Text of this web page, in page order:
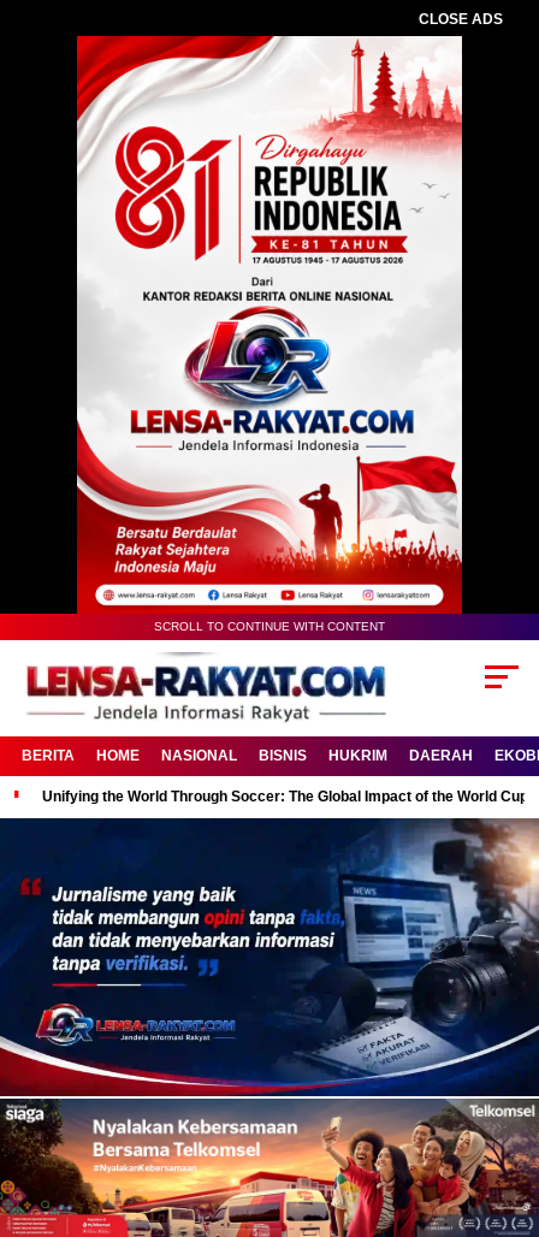
CLOSE ADS
SCROLL TO CONTINUE WITH CONTENT
BERITA HOME NASIONAL BISNIS HUKRIM DAERAH
Unifying the World Through Soccer: The Global Impact of the World Cup